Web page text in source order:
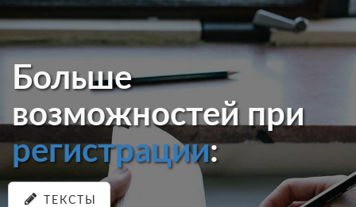
Больше
возможностей при
регистрации:
ТЕКСТЫ